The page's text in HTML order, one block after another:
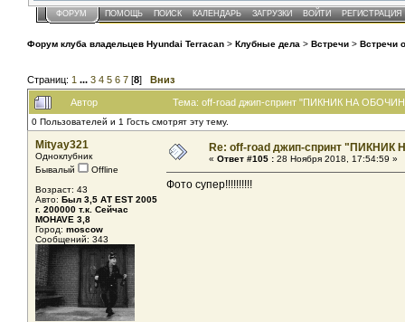
ФОРУМ ПОМОЩЬ ПОИСК КАЛЕНДАРЬ ЗАГРУЗКИ ВОЙТИ РЕГИСТРАЦИЯ
Форум клуба владельцев Hyundai Terracan > Клубные дела > Встречи > Встречи
Страниц: 1 ... 3 4 5 6 7 [8] Вниз
Автор Тема: off-road джип-спринт "ПИКНИК НА
0 Пользователей и 1 Гость смотрят эту тему.
Mityay321
Одноклубник
Бывалый
Offline
Возраст: 43
Авто: Был 3,5 АТ EST 2005
г. 200000 т.к. Сейчас
MOHAVE 3,8
Город: moscow
Сообщений: 343
Re: off-road джип-спринт "ПИКНИК
« Ответ #105 : 28 Ноября 2018, 17:54:59 »
Фото супер!!!!!!!!!!